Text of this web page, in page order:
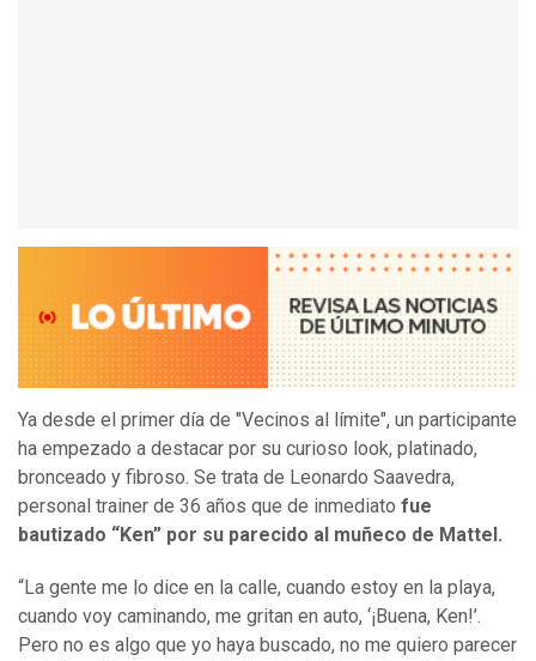
Ya desde el primer día de "Vecinos al límite", un participante
ha empezado a destacar por su curioso look, platinado,
bronceado y fibroso. Se trata de Leonardo Saavedra,
personal trainer de 36 años que de inmediato fue
bautizado “Ken” por su parecido al muñeco de Mattel.
“La gente me lo dice en la calle, cuando estoy en la playa,
cuando voy caminando, me gritan en auto, ‘¡Buena, Ken!’.
Pero no es algo que yo haya buscado, no me quiero parecer